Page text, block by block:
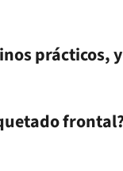
prácticos,